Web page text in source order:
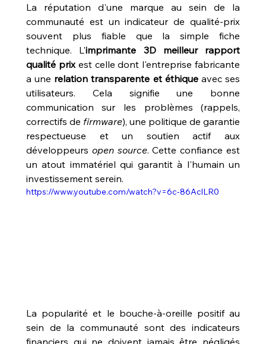
La réputation d'une marque au sein de la
communauté est un indicateur de qualité-prix
souvent plus fiable que la simple fiche
technique. L'imprimante 3D meilleur rapport
qualité prix est celle dont l'entreprise fabricante
a une relation transparente et éthique avec ses
utilisateurs. Cela signifie une bonne
communication sur les problèmes (rappels,
correctifs de firmware), une politique de garantie
respectueuse et un soutien actif aux
développeurs open source. Cette confiance est
un atout immatériel qui garantit à l'humain un
investissement serein.
https://www.youtube.com/watch?v=6c-86AclLR0
La popularité et le bouche-à-oreille positif au
sein de la communauté sont des indicateurs